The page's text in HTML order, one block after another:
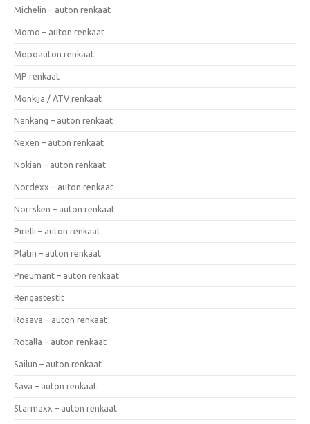
Michelin – auton renkaat
Momo – auton renkaat
Mopoauton renkaat
MP renkaat
Mönkijä / ATV renkaat
Nankang – auton renkaat
Nexen – auton renkaat
Nokian – auton renkaat
Nordexx – auton renkaat
Norrsken – auton renkaat
Pirelli – auton renkaat
Platin – auton renkaat
Pneumant – auton renkaat
Rengastestit
Rosava – auton renkaat
Rotalla – auton renkaat
Sailun – auton renkaat
Sava – auton renkaat
Starmaxx – auton renkaat